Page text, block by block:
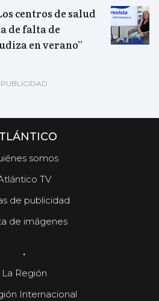
centros de salud
de falta de
en verano”
somos
TV
de publicidad
de imágenes
.
La Región
Internacional